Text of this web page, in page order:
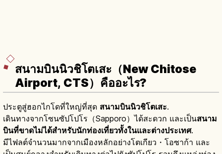
สนามบินนิวชิโตเสะ（New Chitose
Airport, CTS）คืออะไร?
ประตูสู่ฮอกไกโดที่ใหญ่ที่สุด สนามบินนิวชิโตเสะ.
เดินทางจากโซนซัปโปโร（Sapporo）ได้สะดวก และเป็นสนาม
บินที่ขาดไม่ได้สำหรับนักท่องเที่ยวทั้งในและต่างประเทศ.
มีไฟลต์จำนวนมากจากเมืองหลักอย่างโตเกียว・โอซาก้า และ